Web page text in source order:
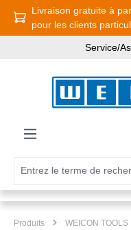
Passer au contenu principal
Livraison gratuite à
pour les clients
Service/
Produits WEICON TOOLS